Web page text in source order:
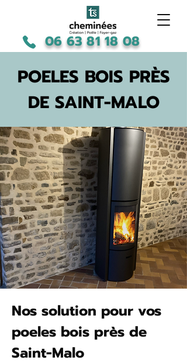
06 63 81 18 08
POELES BOIS PRÈS
DE SAINT-MALO
Nos solution pour vos
poeles bois près de
Saint-Malo